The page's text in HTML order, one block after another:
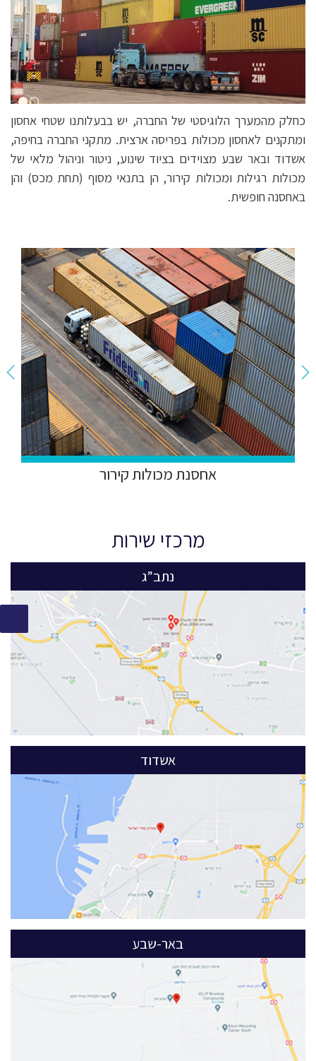
כחלק מהמערך הלוגיסטי של החברה, יש בבעלותנו שטחי אחסון
ומתקנים לאחסון מכולות בפריסה ארצית. מתקני החברה בחיפה,
אשדוד ובאר שבע מצוידים בציוד שינוע, ניטור וניהול מלאי של
מכולות רגילות ומכולות קירור, הן בתנאי מסוף (תחת מכס) והן
באחסנה חופשית.
אחסנת מכולות קירור
מרכזי שירות
נתב”ג
אשדוד
באר-שבע